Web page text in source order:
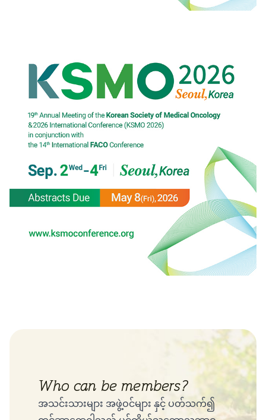
Who can be members?
အသင်းသားများ အဖွဲ့ဝင်များ နှင့် ပတ်သက်၍